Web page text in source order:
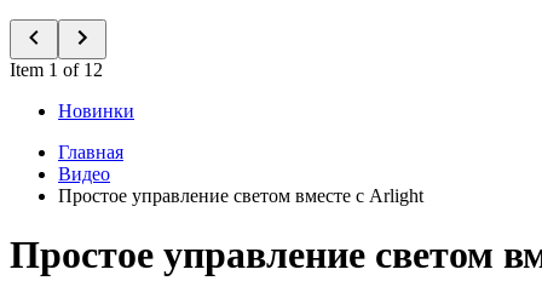
Item 1 of 12
Новинки
Главная
Видео
Простое управление светом вместе с Arlight
Простое управление светом